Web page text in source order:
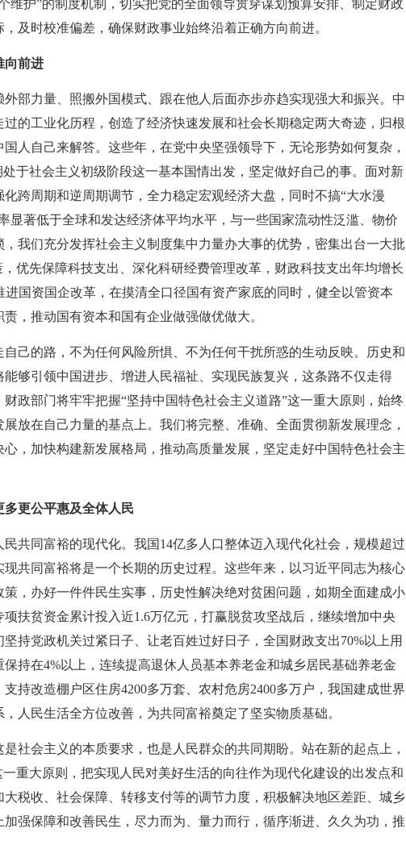
维护”的制度机制，切实把党的全面领导贯穿谋划预算安排、制定财政
及时校准偏差，确保财政事业始终沿着正确方向前进。
向前进
力量、照搬外国模式、跟在他人后面亦步亦趋实现强大和振兴。中
的工业化历程，创造了经济快速发展和社会长期稳定两大奇迹，归根
人自己来解答。这些年，在党中央坚强领导下，无论形势如何复杂，
于社会主义初级阶段这一基本国情出发，坚定做好自己的事。面对新
跨周期和逆周期调节，全力稳定宏观经济大盘，同时不搞“大水漫
显著低于全球和发达经济体平均水平，与一些国家流动性泛滥、物价
我们充分发挥社会主义制度集中力量办大事的优势，密集出台一大批
优先保障科技支出、深化科研经费管理改革，财政科技支出年均增长
国资国企改革，在摸清全口径国有资产家底的同时，健全以管资本
，推动国有资本和国有企业做强做优做大。
的路，不为任何风险所惧、不为任何干扰所惑的生动反映。历史和
够引领中国进步、增进人民福祉、实现民族复兴，这条路不仅走得
政部门将牢牢把握“坚持中国特色社会主义道路”这一重大原则，始终
放在自己力量的基点上。我们将完整、准确、全面贯彻新发展理念，
，加快构建新发展格局，推动高质量发展，坚定走好中国特色社会主
更公平惠及全体人民
共同富裕的现代化。我国 14亿多人口整体迈入现代化社会，规模超过
共同富裕将是一个长期的历史过程。这些年来，以习近平同志为核心
，办好一件件民生实事，历史性解决绝对贫困问题，如期全面建成小
扶贫资金累计投入近1.6万亿元，打赢脱贫攻坚战后，继续增加中央
持党政机关过紧日子、让老百姓过好日子，全国财政支出70%以上用
持在4%以上，连续提高退休人员基本养老金和城乡居民基础养老金
持改造棚户区住房4200多万套、农村危房2400多万户，我国建成世界
人民生活全方位改善，为共同富裕奠定了坚实物质基础。
会主义的本质要求，也是人民群众的共同期盼。站在新的起点上，
重大原则，把实现人民对美好生活的向往作为现代化建设的出发点和
税收、社会保障、转移支付等的调节力度，积极解决地区差距、城乡
强保障和改善民生，尽力而为、量力而行，循序渐进、久久为功，推